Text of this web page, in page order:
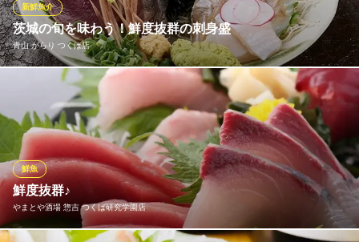
茨城の旬を味わう！鮮度抜群の刺身盛
青山 がらり つくば店
新鮮魚介
茨城県産を中心に厳選した旬の魚を使用し、職人が丁寧に仕上げ
る鮮度抜群のお刺身。華やかな盛り合わせは宴会、接待、デート
にも華を添えます。焼き物や逸品料理など海鮮和食を豊富に取り
揃え、こだわりの地酒や日本酒との相性も抜群。洗練された空間
で、贅沢な海の恵みを幅広いシーンでお楽しみください。
青山 がらり つくば店
居酒屋 つくば 和食
つくばエクスプレスつくば駅 徒歩1分
鮮度抜群♪
やまとや酒場 惣吉 つくば研究学園店
鮮魚